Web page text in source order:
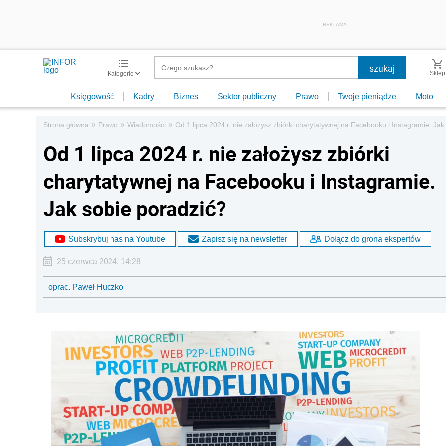
REKLAMA
Kategorie Sklep
Księgowość Kadry Biznes Sektor publiczny Prawo Twoje pieniądze Moto
Strona główna » Prawo » Wiadomości » Od 1 lipca 2024 r. nie założysz zbiórki charytatywnej na Facebooku i Instagramie.
Od 1 lipca 2024 r. nie założysz zbiórki
charytatywnej na Facebooku i Instagramie.
Jak sobie poradzić?
Subskrybuj nas na Youtube Zapisz się na newsletter Dołącz do grona ekspertów
25 czerwca 2024, 14:28
oprac. Paweł Huczko